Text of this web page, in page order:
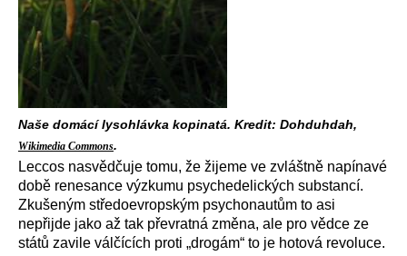
Naše domácí lysohlávka kopinatá. Kredit: Dohduhdah,
Wikimedia Commons.
Leccos nasvědčuje tomu, že žijeme ve zvláštně napínavé
době renesance výzkumu psychedelických substancí.
Zkušeným středoevropským psychonautům to asi
nepřijde jako až tak převratná změna, ale pro vědce ze
států zavile válčících proti „drogám“ to je hotová revoluce.